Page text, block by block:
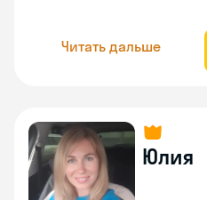
Читать дальше
Юлия